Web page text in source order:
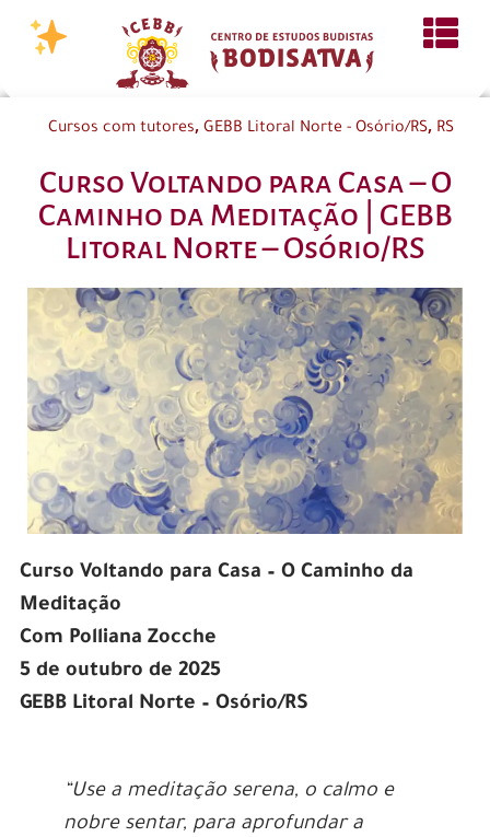
Cursos com tutores, GEBB Litoral Norte - Osório/RS, RS
Curso Voltando para Casa – O
Caminho da Meditação | GEBB
Litoral Norte – Osório/RS
Curso Voltando para Casa – O Caminho da
Meditação
Com Polliana Zocche
5 de outubro de 2025
GEBB Litoral Norte – Osório/RS
“Use a meditação serena, o calmo e
nobre sentar, para aprofundar a